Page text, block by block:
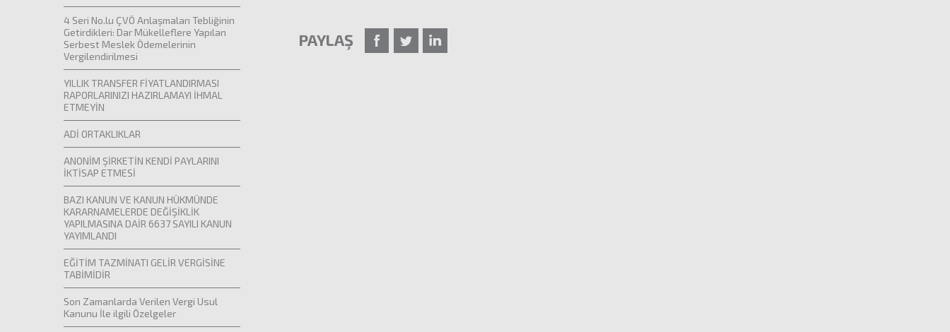
4 Seri No.lu ÇVÖ Anlaşmaları Tebliğinin
Getirdikleri: Dar Mükelleflere Yapılan
Serbest Meslek Ödemelerinin
Vergilendirilmesi
YILLIK TRANSFER FİYATLANDIRMASI
RAPORLARINIZI HAZIRLAMAYI İHMAL
ETMEYİN
ADİ ORTAKLIKLAR
ANONİM ŞİRKETİN KENDİ PAYLARINI
İKTİSAP ETMESİ
BAZI KANUN VE KANUN HÜKMÜNDE
KARARNAMELERDE DEĞİŞİKLİK
YAPILMASINA DAİR 6637 SAYILI KANUN
YAYIMLANDI
EĞİTİM TAZMİNATI GELİR VERGİSİNE
TABİMİDİR
Son Zamanlarda Verilen Vergi Usul
Kanunu İle ilgili Özelgeler
PAYLAŞ